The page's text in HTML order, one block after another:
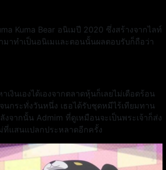
Kuma Bear อนิเมปี 2020 ซึ่งสร้างจากไลท์
าทำเป็นอนิเมและตอนนั้นผลตอบรับก็ถือว่า
งินเองได้เองจากตลาดหุ้นก็เลยไม่เดือดร้อน
นกระทั่งวันหนึ่ง เธอได้รับชุดหมีไร้เทียมทาน
จากนั้น Admim ที่ดูเหมือนจะเป็นพระเจ้าก็ส่ง
ที่แสนแปลกประหลาดอีกครั้ง